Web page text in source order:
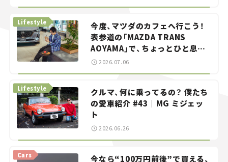
今度、マツダのカフェへ行こう！
表参道の「MAZDA TRANS
AOYAMA」で、ちょっとひと息。
——連載｜CCGとクルマでどうす
Lifestyle
2026.07.06
クルマ、何に乗ってるの？ 僕たち
の愛車紹介 #43｜MG ミジェッ
ト
Lifestyle
2026.06.26
今なら“100万円前後”で買える、
Cars